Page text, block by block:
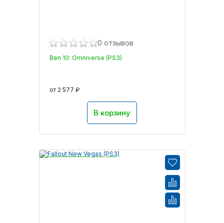
0 отзывов
Ben 10: Omniverse (PS3)
от 2 577 ₽
В корзину